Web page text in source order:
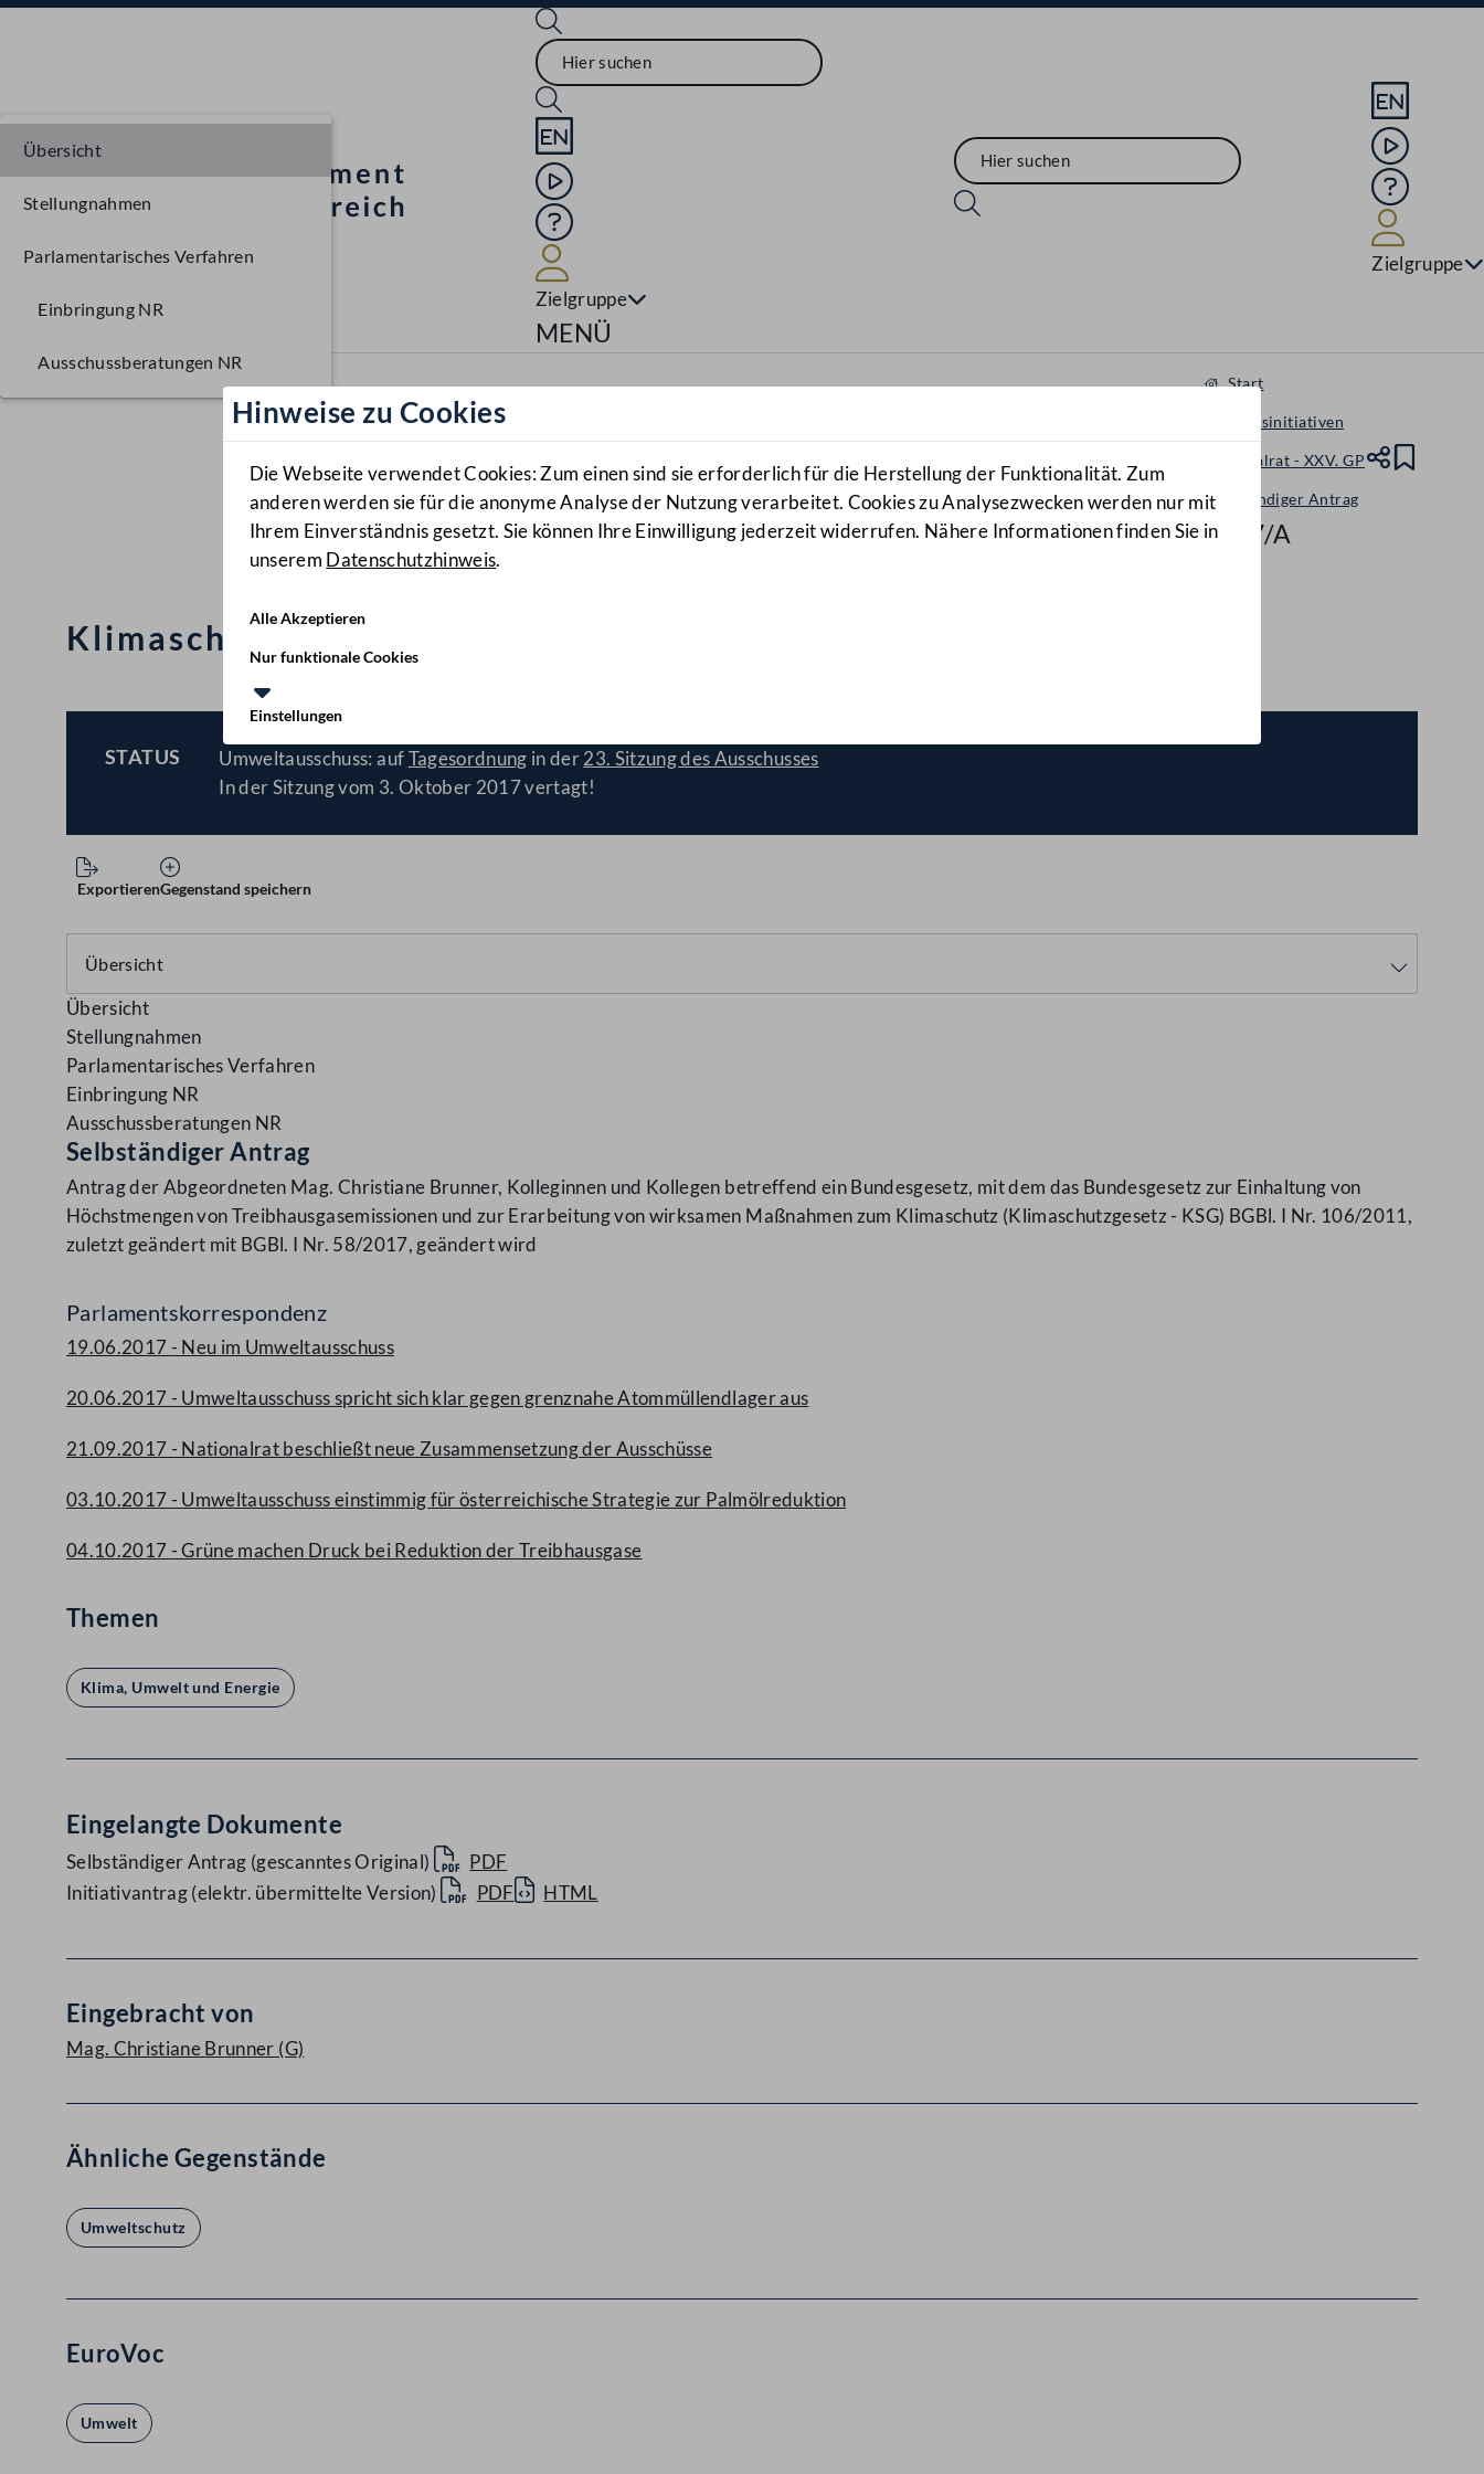
Sprache English
Mediathek
Hilfe
Zielgruppe
Navigationsmenü öffnen
MENÜ
Sprache
Mediathek
Hilfe
Zielgruppe
Hinweise zu Cookies
Die Webseite verwendet Cookies: Zum einen sind sie erforderlich für die Herstellung der Funktionalität. Zum
anderen werden sie für die anonyme Analyse der Nutzung verarbeitet. Cookies zu Analysezwecken werden nur mit
Ihrem Einverständnis gesetzt. Sie können Ihre Einwilligung jederzeit widerrufen. Nähere Informationen finden Sie in
unserem Datenschutzhinweis.
Alle Akzeptieren
Nur funktionale Cookies
Einstellungen
Start
Gesetzesinitiativen
Nationalrat - XXV. GP
Selbständiger Antrag
2217/A
Klimaschutzgesetz, Änderung
STATUS
BESCHLOSSEN
Umweltausschuss: aufTagesordnung in der23. Sitzung des Ausschusses
In der Sitzung vom 3. Oktober 2017 vertagt!
ExportierenGegenstand speichern
Übersicht
Stellungnahmen
Parlamentarisches Verfahren
Einbringung NR
Ausschussberatungen NR
Übersicht
Stellungnahmen
Parlamentarisches Verfahren
Einbringung NR
Ausschussberatungen NR
Selbständiger Antrag
Antrag der Abgeordneten Mag. Christiane Brunner, Kolleginnen und Kollegen betreffend ein Bundesgesetz, mit dem das Bundesgesetz zur Einhaltung von
Höchstmengen von Treibhausgasemissionen und zur Erarbeitung von wirksamen Maßnahmen zum Klimaschutz (Klimaschutzgesetz - KSG) BGBl. I Nr. 106/2011,
zuletzt geändert mit BGBl. I Nr. 58/2017, geändert wird
Parlamentskorrespondenz
19.06.2017 - Neu im Umweltausschuss
20.06.2017 - Umweltausschuss spricht sich klar gegen grenznahe Atommüllendlager aus
21.09.2017 - Nationalrat beschließt neue Zusammensetzung der Ausschüsse
03.10.2017 - Umweltausschuss einstimmig für österreichische Strategie zur Palmölreduktion
04.10.2017 - Grüne machen Druck bei Reduktion der Treibhausgase
Themen
Klima, Umwelt und Energie
Eingelangte Dokumente
Selbständiger Antrag (gescanntes Original)
PDF
Initiativantrag (elektr. übermittelte Version)
PDF HTML
Eingebracht von
Mag. Christiane Brunner (G)
Ähnliche Gegenstände
Umweltschutz
EuroVoc
Umwelt